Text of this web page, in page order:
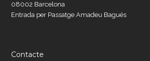
08002 Barcelona
Entrada per Passatge Amadeu Bagués
Contacte